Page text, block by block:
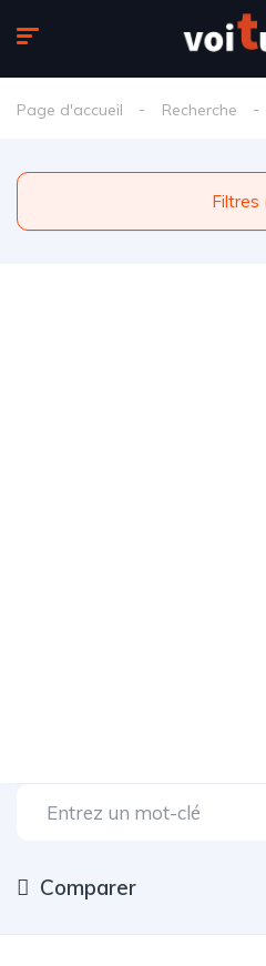
Page d'accueil Recherche
Comparer